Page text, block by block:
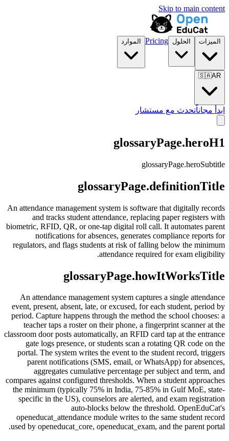
Skip to main content
الميزات الحلول Pricing الموارد
🇸🇦AR
ابدأ مجاناًتحدث مع مستشار
glossaryPage.heroH1
glossaryPage.heroSubtitle
glossaryPage.definitionTitle
An attendance management system is software that digitally records
and tracks student attendance, replacing paper registers with
biometric, RFID, QR, or one-tap digital roll call. It automates parent
notifications for absences, generates compliance reports for
regulators, and flags students at risk of falling below the minimum
attendance required for exam eligibility.
glossaryPage.howItWorksTitle
An attendance management system captures a single attendance
event, present, absent, late, or excused, for each student, period by
period. Capture happens through the method the school chooses: a
teacher taps a roster on their phone, a fingerprint scanner at the
classroom door posts automatically, an RFID card tap at the entrance
gate logs presence, or students scan a rotating QR code on the
portal. The system writes the event to the student record, triggers
parent notifications (SMS, email, or WhatsApp) for absences,
aggregates cumulative percentage per subject and term, and
compares against configured thresholds. When a student approaches
the minimum (typically 75% in India, 75-85% in Gulf MoE, state-
specific in the US), counselors are alerted, and exam registration
auto-blocks below the threshold. OpenEduCat's
openeducat_attendance module writes to the same student record
used by openeducat_core, openeducat_exam, and the parent portal.